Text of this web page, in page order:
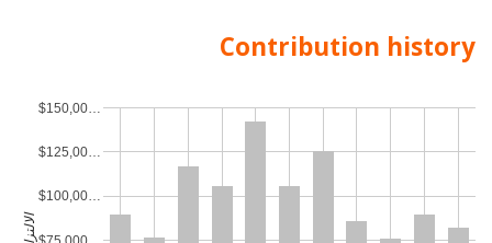
Contribution history
$100,00…
$125,00…
$150,00…